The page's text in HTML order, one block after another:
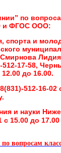
по
и ФГОС ООО:
спорта и
Смирнова
512-17-58,
до 16.00.
8(831)-512-16-02
и науки
с 15.00 до
вопросам